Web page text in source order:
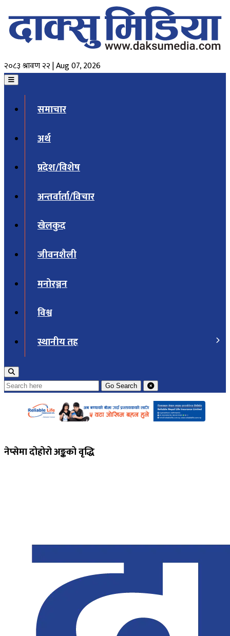
२०८३ श्रावण २२ | Aug 07, 2026
समाचार
अर्थ
प्रदेश/विशेष
अन्तर्वार्ता/विचार
खेलकुद
जीवनशैली
मनोरञ्जन
विश्व
स्थानीय तह
Go Search
नेप्सेमा दोहोरो अङ्कको वृद्धि